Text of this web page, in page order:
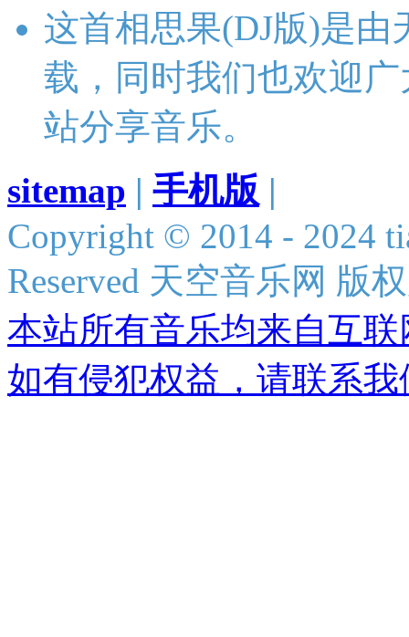
这首相思果(DJ版)是
载，同时我们也欢迎
站分享音乐。
sitemap | 手机版 |
Copyright © 2014 - 2024
Reserved 天空音乐网 版
本站所有音乐均来自互
如有侵犯权益，请联系